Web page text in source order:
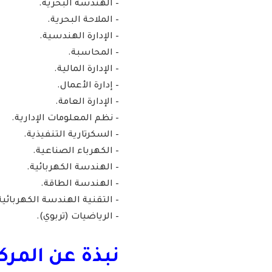
– الهندسة البحرية.
– الملاحة البحرية.
– الإدارة الهندسية.
– المحاسبة.
– الإدارة المالية.
– إدارة الأعمال.
– الإدارة العامة.
– نظم المعلومات الإدارية.
– السكرتارية التنفيذية.
– الكهرباء الصناعية.
– الهندسة الكهربائية.
– الهندسة الطاقة.
– التقنية الهندسة
– الرياضيات (تربوي).
نبذة عن